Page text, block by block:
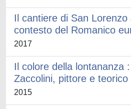
Il cantiere di San Lorenzo
contesto del Romanico
2017
Il colore della lontananza
Zaccolini, pittore e
2015